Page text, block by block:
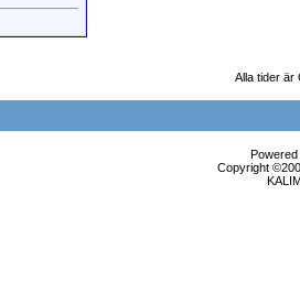
Alla tider är
Copyright